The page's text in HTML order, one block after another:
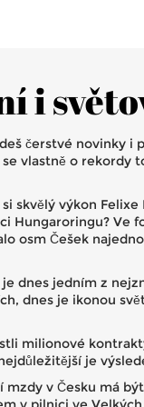
i
čerstvé novinky
vlastně o
skvělý výkon
Hungaroringu?
osm Češek
dnes jedním z
dnes je ikonou
milionové
je
v Česku má